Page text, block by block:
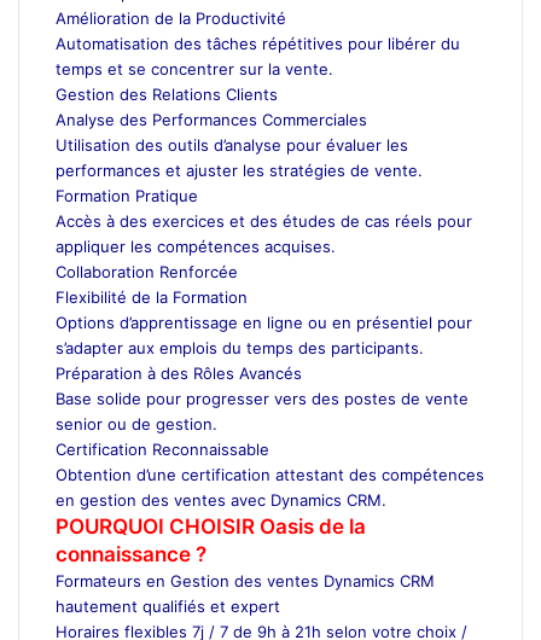
Amélioration de la Productivité
Automatisation des tâches répétitives pour libérer du
temps et se concentrer sur la vente.
Gestion des Relations Clients
Analyse des Performances Commerciales
Utilisation des outils d’analyse pour évaluer les
performances et ajuster les stratégies de vente.
Formation Pratique
Accès à des exercices et des études de cas réels pour
appliquer les compétences acquises.
Collaboration Renforcée
Flexibilité de la Formation
Options d’apprentissage en ligne ou en présentiel pour
s’adapter aux emplois du temps des participants.
Préparation à des Rôles Avancés
Base solide pour progresser vers des postes de vente
senior ou de gestion.
Certification Reconnaissable
Obtention d’une certification attestant des compétences
en gestion des ventes avec Dynamics CRM.
POURQUOI CHOISIR Oasis de la
connaissance ?
Formateurs en Gestion des ventes Dynamics CRM
hautement qualifiés et expert
Horaires flexibles 7j / 7 de 9h à 21h selon votre choix /